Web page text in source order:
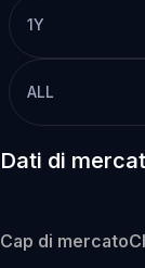
1Y
ALL
Dati di
Cap di mercato